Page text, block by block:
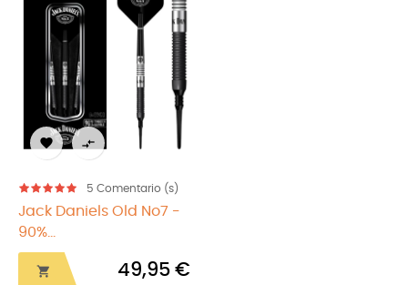
 
5 Comentario (s)
Jack Daniels Old No7 -
90%...
 49,95 €